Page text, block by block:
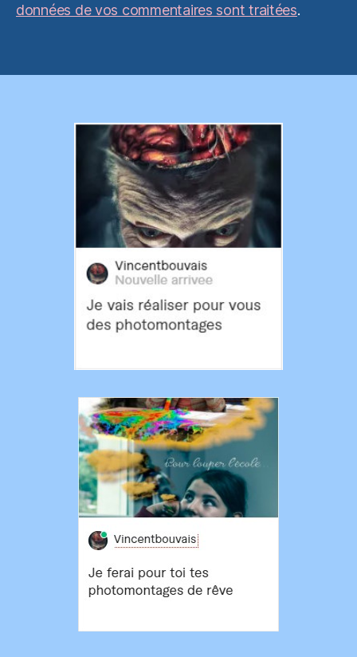
données de vos commentaires sont traitées.